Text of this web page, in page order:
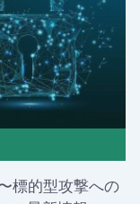
標的型攻撃への